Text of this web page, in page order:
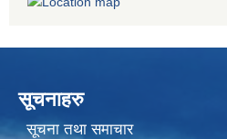
सूचनाहरु
सूचना तथा समाचार